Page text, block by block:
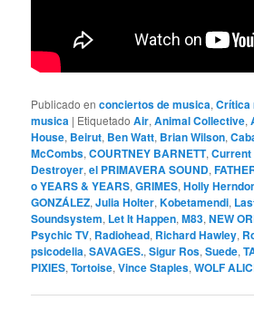
Publicado en conciertos de musica,Crítica
musica | Etiquetado Air,Animal Collective,
House, Beirut, Ben Watt, Brian Wilson,
McCombs,COURTNEY BARNETT,Current
Destroyer,el PRIMAVERA SOUND,
o YEARS & YEARS,GRIMES,Holly
GONZÁLEZ,Julia Holter,Kobetamendi,
Soundsystem, Let It Happen,M83,NEW
Psychic TV, Radiohead, Richard Hawley,
psicodelia,SAVAGES.,Sigur Ros,Suede,
PIXIES,Tortoise,Vince Staples,WOLF